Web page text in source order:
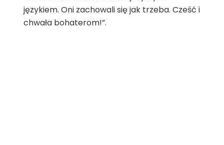
językiem. Oni zachowali się jak trzeba. Cześć i
chwała bohaterom!”.